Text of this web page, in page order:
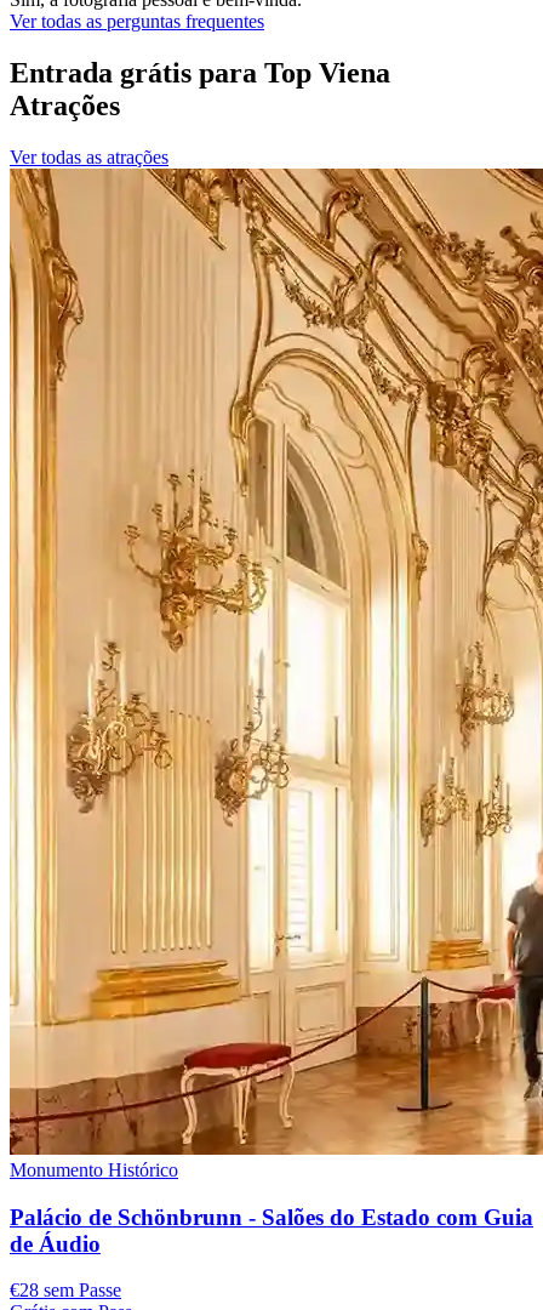
Ver todas as perguntas frequentes
Entrada grátis para Top Viena
Atrações
Ver todas as atrações
Monumento Histórico
Palácio de Schönbrunn - Salões do Estado com Guia
de Áudio
€28 sem Passe